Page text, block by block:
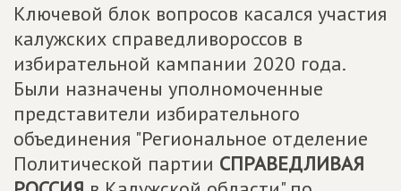
Ключевой блок вопросов касался участия
калужских справедливороссов в
избирательной кампании 2020 года.
Были назначены уполномоченные
представители избирательного
объединения "Региональное отделение
Политической партии СПРАВЕДЛИВАЯ